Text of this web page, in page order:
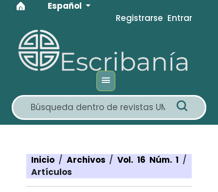
Ir al menú de navegación principal
Ir al contenido principal
Ir al pie de página del sitio
Idioma
Español
Registrarse Entrar
Inicio / Archivos / Vol. 16 Núm. 1 /
Artículos